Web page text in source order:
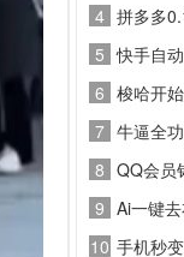
4 拼多多
5 快手自
6 梭哈开
7 牛逼全
8 QQ会员铭
9 Ai一键
10 手机秒